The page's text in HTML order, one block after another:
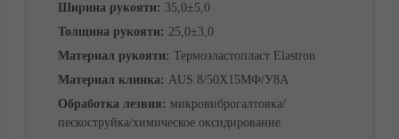
Ширина рукояти: 35,0±5,0
Толщина рукояти: 25,0±3,0
Материал рукояти: Термоэластопласт Elastron
Материал клинка: AUS 8/50Х15МФ/У8А
Обработка лезвия: микровиброгалтовка/
пескоструйка/химическое оксидирование